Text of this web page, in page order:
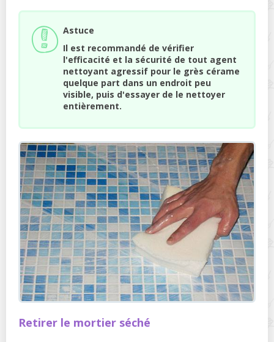
Astuce
Il est recommandé de vérifier
l'efficacité et la sécurité de tout agent
nettoyant agressif pour le grès cérame
quelque part dans un endroit peu
visible, puis d'essayer de le nettoyer
entièrement.
Retirer le mortier séché